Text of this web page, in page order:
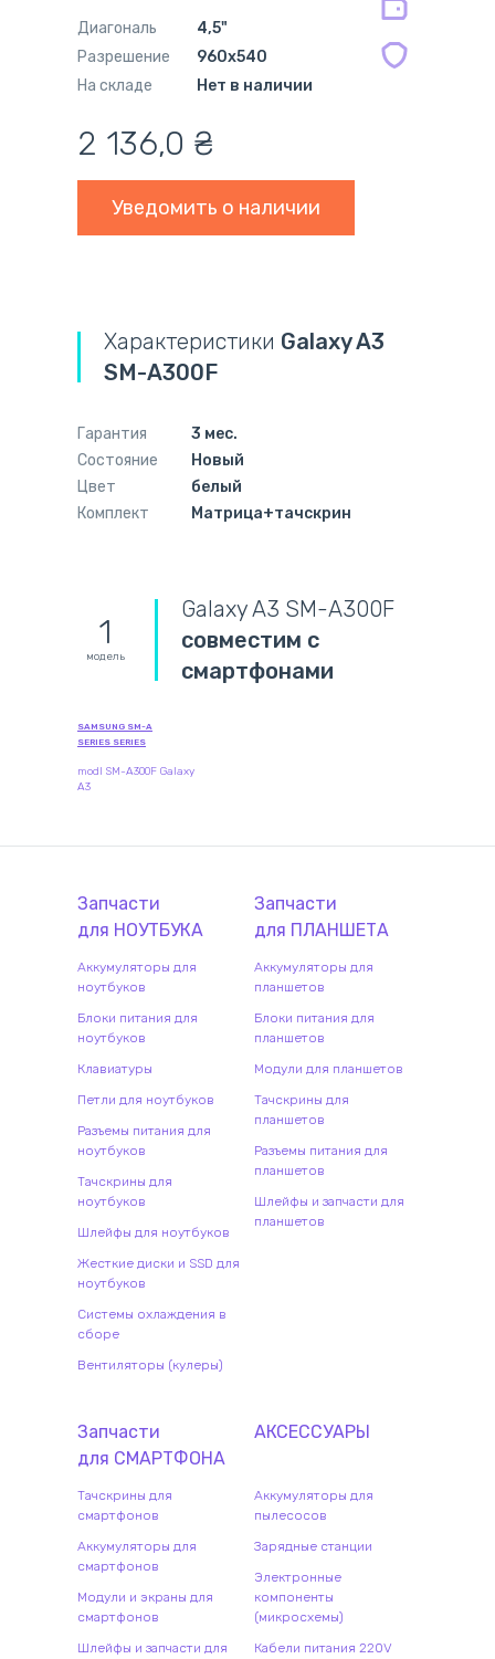
Диагональ
4,5"
Разрешение
960x540
На складе
Нет в наличии
2 136,0 ₴
Уведомить о наличии
Характеристики Galaxy A3
SM-A300F
Гарантия
3 мес.
Состояние
Новый
Цвет
белый
Комплект
Матрица+тачскрин
1
модель
Galaxy A3 SM-A300F
совместим с
смартфонами
SAMSUNG SM-A
SERIES SERIES
modl SM-A300F Galaxy
A3
Запчасти
для НОУТБУКА
Аккумуляторы для
ноутбуков
Блоки питания для
ноутбуков
Клавиатуры
Петли для ноутбуков
Разъемы питания для
ноутбуков
Тачскрины для
ноутбуков
Шлейфы для ноутбуков
Жесткие диски и SSD для
ноутбуков
Системы охлаждения в
сборе
Вентиляторы (кулеры)
Запчасти
для ПЛАНШЕТА
Аккумуляторы для
планшетов
Блоки питания для
планшетов
Модули для планшетов
Тачскрины для
планшетов
Разъемы питания для
планшетов
Шлейфы и запчасти для
планшетов
Запчасти
для СМАРТФОНА
Тачскрины для
смартфонов
Аккумуляторы для
смартфонов
Модули и экраны для
смартфонов
Шлейфы и запчасти для
АКСЕССУАРЫ
Аккумуляторы для
пылесосов
Зарядные станции
Электронные
компоненты
(микросхемы)
Кабели питания 220V